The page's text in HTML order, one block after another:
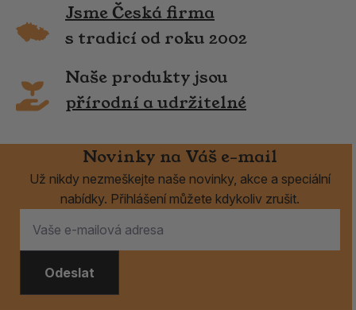
Jsme Česká firma
s tradicí od roku 2002
Naše produkty jsou
přírodní a udržitelné
Novinky na Váš e-mail
Už nikdy nezmeškejte naše novinky, akce a speciální
nabídky. Přihlášení můžete kdykoliv zrušit.
Odeslat